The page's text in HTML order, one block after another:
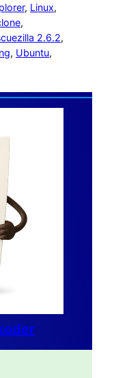
, Linux
2.6.2
, Ubuntu